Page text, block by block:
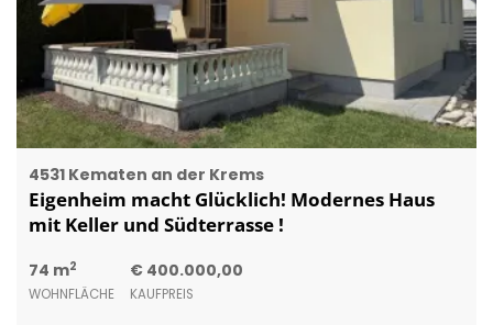
4531 Kematen an der Krems
Eigenheim macht Glücklich! Modernes Haus
mit Keller und Südterrasse !
74 m2
WOHNFLÄCHE
€ 400.000,00
KAUFPREIS